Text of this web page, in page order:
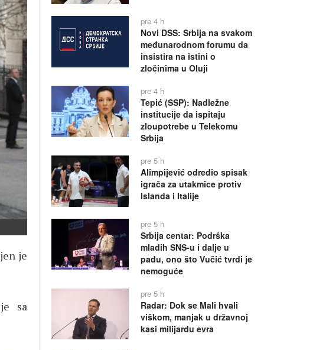
je
sa
pre 4 h
Novi DSS: Srbija na svakom
međunarodnom forumu da
insistira na istini o
zločinima u Oluji
pre 4 h
Tepić (SSP): Nadležne
institucije da ispitaju
zloupotrebe u Telekomu
Srbija
pre 5 h
Alimpijević odredio spisak
igrača za utakmice protiv
Islanda i Italije
pre 5 h
Srbija centar: Podrška
mladih SNS-u i dalje u
padu, ono što Vučić tvrdi je
nemoguće
pre 5 h
Radar: Dok se Mali hvali
viškom, manjak u državnoj
kasi milijardu evra